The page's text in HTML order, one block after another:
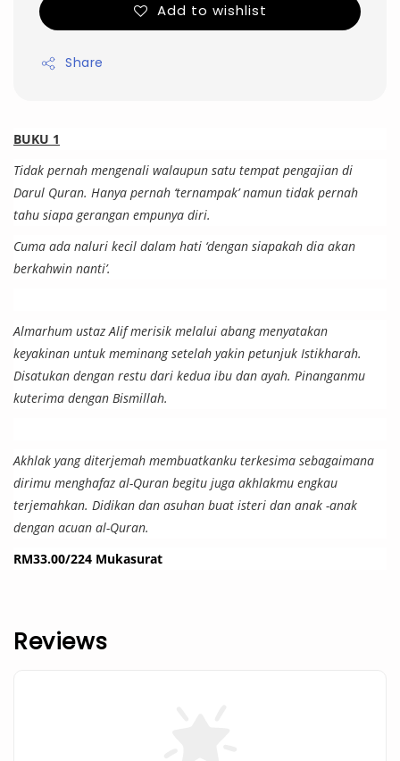
Add to wishlist
Share
BUKU 1
Tidak pernah mengenali walaupun satu tempat pengajian di
Darul Quran. Hanya pernah ‘ternampak’ namun tidak pernah
tahu siapa gerangan empunya diri.
Cuma ada naluri kecil dalam hati ‘dengan siapakah dia akan
berkahwin nanti’.
Almarhum ustaz Alif merisik melalui abang menyatakan
keyakinan untuk meminang setelah yakin petunjuk Istikharah.
Disatukan dengan restu dari kedua ibu dan ayah. Pinanganmu
kuterima dengan Bismillah.
Akhlak yang diterjemah membuatkanku terkesima sebagaimana
dirimu menghafaz al-Quran begitu juga akhlakmu engkau
terjemahkan. Didikan dan asuhan buat isteri dan anak -anak
dengan acuan al-Quran.
RM33.00/224 Mukasurat
Reviews